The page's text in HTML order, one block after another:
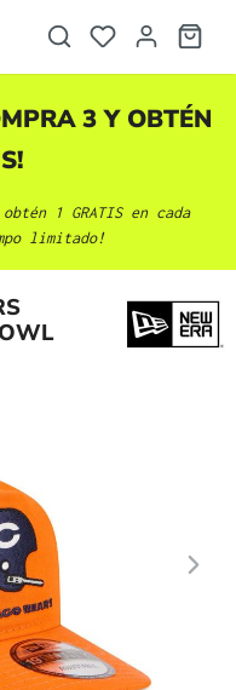
3 Y OBTÉN
1 GRATIS en cada
limitado!